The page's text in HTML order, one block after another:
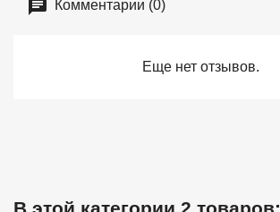
Комментарии (0)
Еще нет отзывов.
В этой категории 2 товаров: